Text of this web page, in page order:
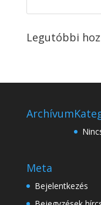
Legutóbbi
Archívum
Meta
Bejelentkezés